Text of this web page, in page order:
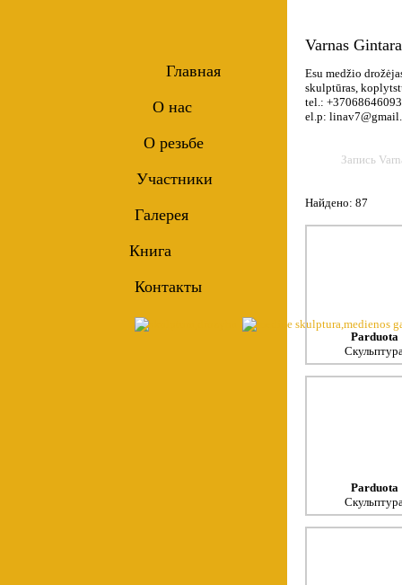
Главная
О нас
О резьбе
Участники
Галерея
Книга
Контакты
Varnas
Esu medžio
skulptūras,
tel.: +37068646093
el.p:
Запись
Найдено: 87
Parduota
Parduota